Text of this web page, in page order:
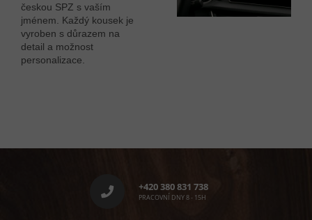
českou SPZ s vaším
jménem. Každý kousek je
vyroben s důrazem na
detail a možnost
personalizace.
+420 380 831 738
PRACOVNÍ DNY 8 - 15H